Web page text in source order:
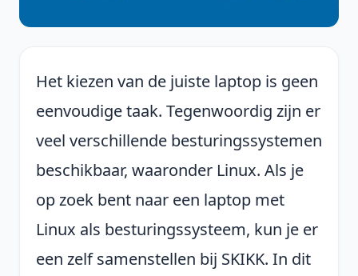
Het kiezen van de juiste laptop is geen
eenvoudige taak. Tegenwoordig zijn er
veel verschillende besturingssystemen
beschikbaar, waaronder Linux. Als je
op zoek bent naar een laptop met
Linux als besturingssysteem, kun je er
een zelf samenstellen bij SKIKK. In dit